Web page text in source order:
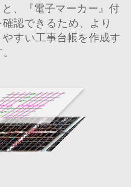
、『電子マーカー』付
認できるため、より
すい工事台帳を作成す